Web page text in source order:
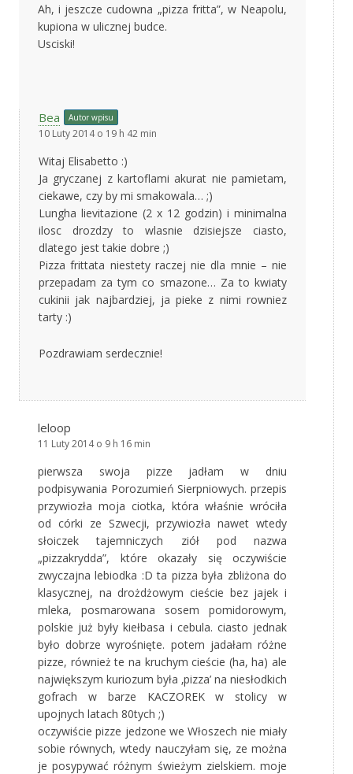
Ah, i jeszcze cudowna „pizza fritta”, w Neapolu,
kupiona w ulicznej budce.
Usciski!
Bea Autor wpisu
10 Luty 2014 o 19 h 42 min
Witaj Elisabetto :)
Ja gryczanej z kartoflami akurat nie pamietam,
ciekawe, czy by mi smakowala… ;)
Lungha lievitazione (2 x 12 godzin) i minimalna
ilosc drozdzy to wlasnie dzisiejsze ciasto,
dlatego jest takie dobre ;)
Pizza frittata niestety raczej nie dla mnie – nie
przepadam za tym co smazone… Za to kwiaty
cukinii jak najbardziej, ja pieke z nimi rowniez
tarty :)
Pozdrawiam serdecznie!
leloop
11 Luty 2014 o 9 h 16 min
pierwsza swoja pizze jadłam w dniu
podpisywania Porozumień Sierpniowych. przepis
przywiozła moja ciotka, która właśnie wróciła
od córki ze Szwecji, przywiozła nawet wtedy
słoiczek tajemniczych ziół pod nazwa
„pizzakrydda”, które okazały się oczywiście
zwyczajna lebiodka :D ta pizza była zbliżona do
klasycznej, na drożdżowym cieście bez jajek i
mleka, posmarowana sosem pomidorowym,
polskie już były kiełbasa i cebula. ciasto jednak
było dobrze wyrośnięte. potem jadałam różne
pizze, również te na kruchym cieście (ha, ha) ale
największym kuriozum była ‚pizza’ na niesłodkich
gofrach w barze KACZOREK w stolicy w
upojnych latach 80tych ;)
oczywiście pizze jedzone we Włoszech nie miały
sobie równych, wtedy nauczyłam się, ze można
je posypywać różnym świeżym zielskiem. moje